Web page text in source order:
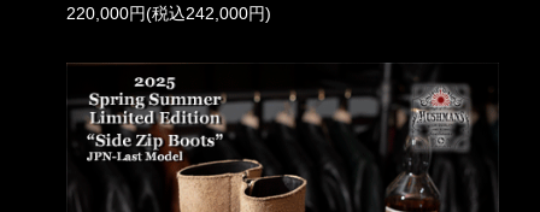
220,000円(税込242,000円)